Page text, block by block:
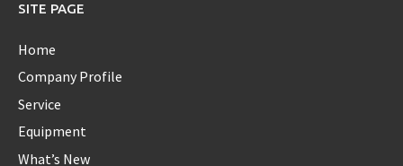
SITE PAGE
Home
Company Profile
Service
Equipment
What’s New